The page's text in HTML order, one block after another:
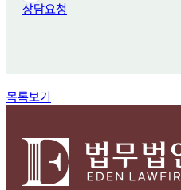
상담요청
목록보기